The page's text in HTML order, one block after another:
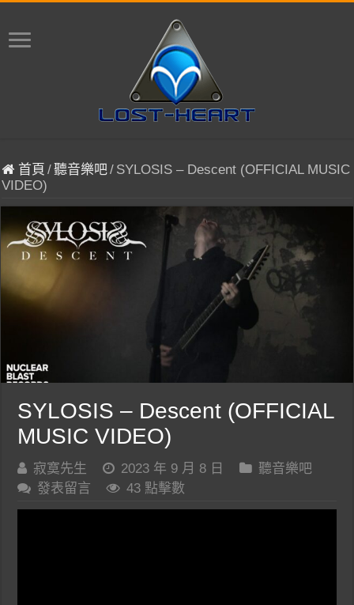
首頁 /聽音樂吧/ SYLOSIS – Descent (OFFICIAL MUSIC
VIDEO)
SYLOSIS – Descent (OFFICIAL
MUSIC VIDEO)
寂寞先生 2023 年 9 月 8 日
聽音樂吧
發表留言
43 點擊數